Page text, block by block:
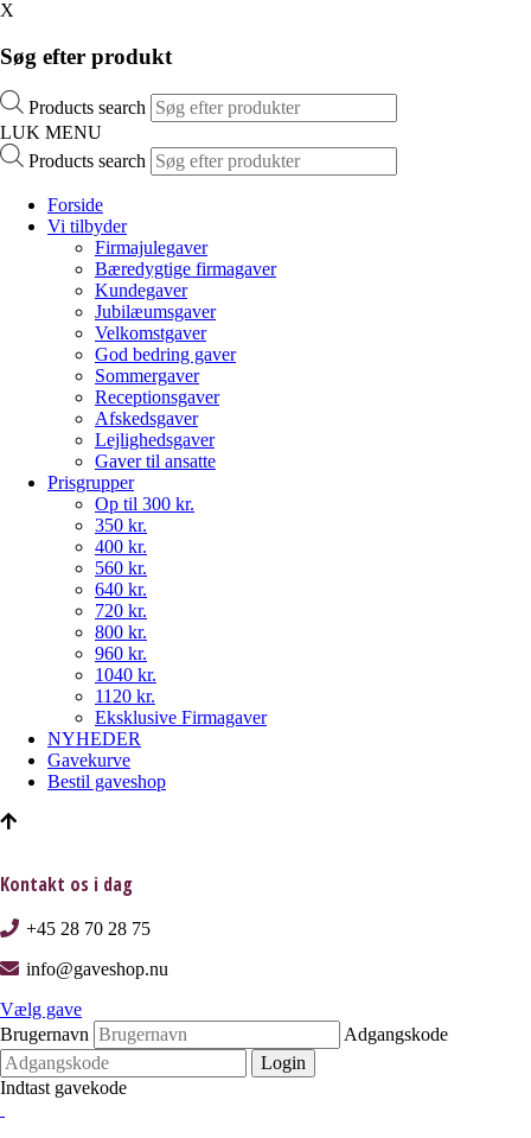
X
Søg efter produkt
Products search
LUK MENU
Products search
Forside
Vi tilbyder
Firmajulegaver
Bæredygtige firmagaver
Kundegaver
Jubilæumsgaver
Velkomstgaver
God bedring gaver
Sommergaver
Receptionsgaver
Afskedsgaver
Lejlighedsgaver
Gaver til ansatte
Prisgrupper
Op til 300 kr.
350 kr.
400 kr.
560 kr.
640 kr.
720 kr.
800 kr.
960 kr.
1040 kr.
1120 kr.
Eksklusive Firmagaver
NYHEDER
Gavekurve
Bestil gaveshop
Kontakt os i dag
+45 28 70 28 75
info@gaveshop.nu
Vælg gave
Brugernavn
Adgangskode
Login
Indtast gavekode